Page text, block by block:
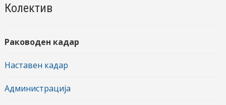
Колектив
Раководен кадар
Наставен кадар
Администрација